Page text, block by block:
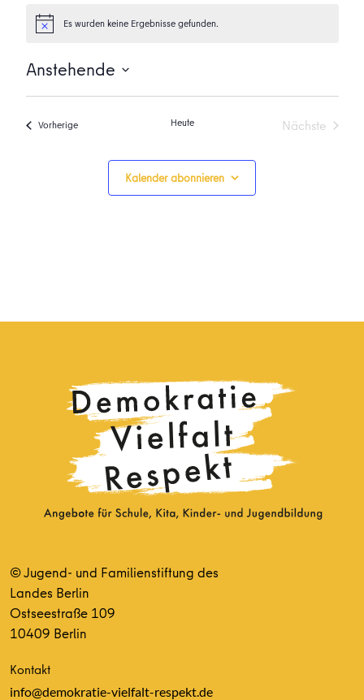
HinweisEs wurden keine Ergebnisse gefunden.
Anstehende
Datum
VorherigeVeranstaltungen Heute
Nächste
Kalender abonnieren
© Jugend- und Familienstiftung des
Landes Berlin
Ostseestraße 109
10409 Berlin
Kontakt
info@demokratie-vielfalt-respekt.de